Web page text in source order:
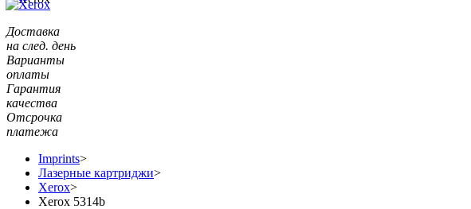
Доставка
на след. день
Варианты
оплаты
Гарантия
качества
Отсрочка
платежа
Imprints>
Лазерные картриджи>
Xerox>
Xerox 5314b